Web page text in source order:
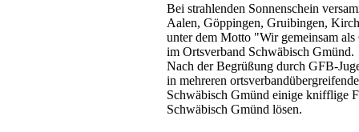
Bei strahlenden Sonnenschein
Aalen, Göppingen, Gruibingen,
unter dem Motto "Wir gemeinsam
im Ortsverband Schwäbisch Gmünd.
Nach der Begrüßung durch GFB-
in mehreren
Schwäbisch Gmünd einige knifflige
Schwäbisch Gmünd lösen.